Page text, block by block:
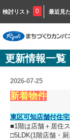
検討リスト 0 最近見
更新情報一覧
2026-07-25
新着物件
東区可知店舗付住
■1階は店舗＋居住
□5LDK(1階店舗・